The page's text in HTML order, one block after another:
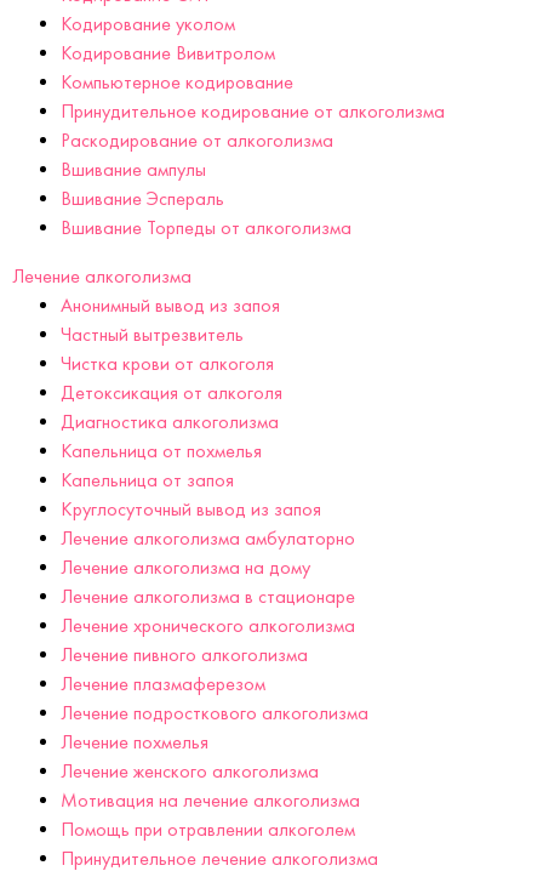
Кодирование уколом
Кодирование Вивитролом
Компьютерное кодирование
Принудительное кодирование от алкоголизма
Раскодирование от алкоголизма
Вшивание ампулы
Вшивание Эспераль
Вшивание Торпеды от алкоголизма
Лечение алкоголизма
Анонимный вывод из запоя
Частный вытрезвитель
Чистка крови от алкоголя
Детоксикация от алкоголя
Диагностика алкоголизма
Капельница от похмелья
Капельница от запоя
Круглосуточный вывод из запоя
Лечение алкоголизма амбулаторно
Лечение алкоголизма на дому
Лечение алкоголизма в стационаре
Лечение хронического алкоголизма
Лечение пивного алкоголизма
Лечение плазмаферезом
Лечение подросткового алкоголизма
Лечение похмелья
Лечение женского алкоголизма
Мотивация на лечение алкоголизма
Помощь при отравлении алкоголем
Принудительное лечение алкоголизма